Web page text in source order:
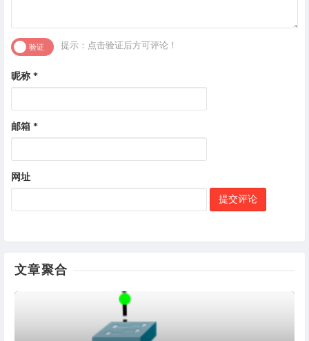
提示：点击验证后方可评论！
昵称 *
邮箱 *
网址
文章聚合